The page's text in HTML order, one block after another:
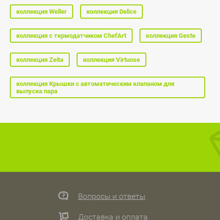
коллекция Weller коллекция Delice
коллекция с термодатчиком ChefArt коллекция Geste
коллекция Zeita коллекция Virtuose
коллекция Крышки с автоматическим клапаном для
выпуска пара
Вопросы и ответы
Доставка и оплата